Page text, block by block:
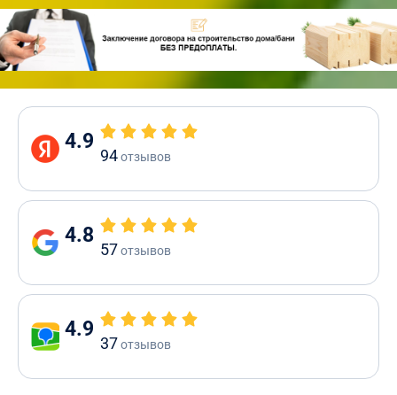
4.9
94отзывов
4.8
57отзывов
4.9
37отзывов